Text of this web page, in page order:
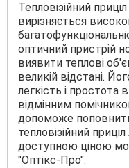
Тепловізійний
вирізняється
оптичний пристрій
виявити теплові
великій відстані.
легкість і
відмінним
допоможе
тепловізійний
доступною ціною
"Оптікс-Про".